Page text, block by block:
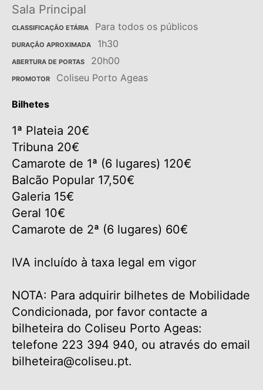
Sala Principal
CLASSIFICAÇÃO ETÁRIA Para todos os públicos
DURAÇÃO APROXIMADA 1h30
ABERTURA DE PORTAS 20h00
PROMOTOR Coliseu Porto Ageas
Bilhetes
1ª Plateia 20€
Tribuna 20€
Camarote de 1ª (6 lugares) 120€
Balcão Popular 17,50€
Galeria 15€
Geral 10€
Camarote de 2ª (6 lugares) 60€
IVA incluído à taxa legal em vigor
NOTA: Para adquirir bilhetes de Mobilidade
Condicionada, por favor contacte a
bilheteira do Coliseu Porto Ageas:
telefone 223 394 940, ou através do email
bilheteira@coliseu.pt.